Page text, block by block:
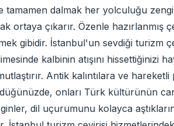
tamamen dalmak her yolculuğu
ortaya çıkarır. Özenle
gibidir. İstanbul'un sevdiği turizm
kalbinin atışını
Antik kalıntılara ve
onları Türk kültürünün
dil uçurumunu kolayca